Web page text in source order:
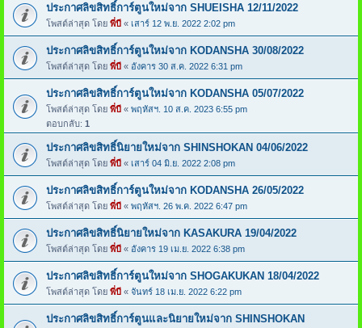
ประกาศลิขสิทธิ์การ์ตูนใหม่จาก SHUEISHA 12/11/2022
โพสต์ล่าสุด โดย พี่บี « เสาร์ 12 พ.ย. 2022 2:02 pm
ประกาศลิขสิทธิ์การ์ตูนใหม่จาก KODANSHA 30/08/2022
โพสต์ล่าสุด โดย พี่บี « อังคาร 30 ส.ค. 2022 6:31 pm
ประกาศลิขสิทธิ์การ์ตูนใหม่จาก KODANSHA 05/07/2022
โพสต์ล่าสุด โดย พี่บี « พฤหัสฯ. 10 ส.ค. 2023 6:55 pm
ตอบกลับ: 1
ประกาศลิขสิทธิ์นิยายใหม่จาก SHINSHOKAN 04/06/2022
โพสต์ล่าสุด โดย พี่บี « เสาร์ 04 มิ.ย. 2022 2:08 pm
ประกาศลิขสิทธิ์การ์ตูนใหม่จาก KODANSHA 26/05/2022
โพสต์ล่าสุด โดย พี่บี « พฤหัสฯ. 26 พ.ค. 2022 6:47 pm
ประกาศลิขสิทธิ์นิยายใหม่จาก KASAKURA 19/04/2022
โพสต์ล่าสุด โดย พี่บี « อังคาร 19 เม.ย. 2022 6:38 pm
ประกาศลิขสิทธิ์การ์ตูนใหม่จาก SHOGAKUKAN 18/04/2022
โพสต์ล่าสุด โดย พี่บี « จันทร์ 18 เม.ย. 2022 6:22 pm
ประกาศลิขสิทธิ์การ์ตูนและนิยายใหม่จาก SHINSHOKAN